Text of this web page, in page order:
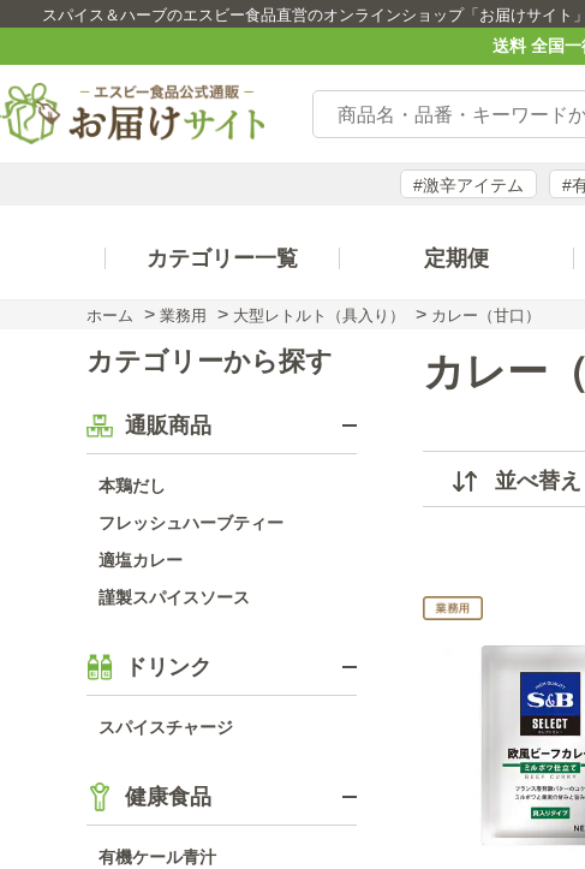
スパイス＆ハーブのエスビー食品直営のオンラインショップ「お届けサイト」
送料 全国一
#激辛アイテム #
カテゴリー一覧 定期便
ホーム > 業務用 > 大型レトルト（具入り） > カレー（甘口）
カテゴリーから探す
通販商品
本鶏だし
フレッシュハーブティー
適塩カレー
謹製スパイスソース
ドリンク
スパイスチャージ
健康食品
有機ケール青汁
カレー
並べ替え